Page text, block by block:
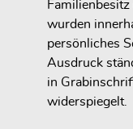
wurden
persönliches
Ausdruck
in
widerspiegelt.